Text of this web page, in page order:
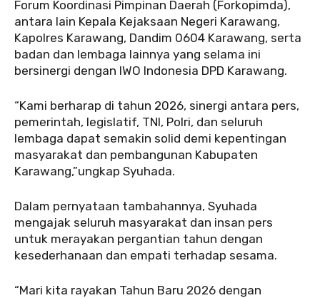
Forum Koordinasi Pimpinan Daerah (Forkopimda),
antara lain Kepala Kejaksaan Negeri Karawang,
Kapolres Karawang, Dandim 0604 Karawang, serta
badan dan lembaga lainnya yang selama ini
bersinergi dengan IWO Indonesia DPD Karawang.
“Kami berharap di tahun 2026, sinergi antara pers,
pemerintah, legislatif, TNI, Polri, dan seluruh
lembaga dapat semakin solid demi kepentingan
masyarakat dan pembangunan Kabupaten
Karawang,”ungkap Syuhada.
Dalam pernyataan tambahannya, Syuhada
mengajak seluruh masyarakat dan insan pers
untuk merayakan pergantian tahun dengan
kesederhanaan dan empati terhadap sesama.
“Mari kita rayakan Tahun Baru 2026 dengan